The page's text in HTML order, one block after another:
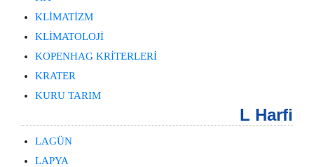
KLİMATİZM
KLİMATOLOJİ
KOPENHAG KRİTERLERİ
KRATER
KURU TARIM
L Harfi
LAGÜN
LAPYA